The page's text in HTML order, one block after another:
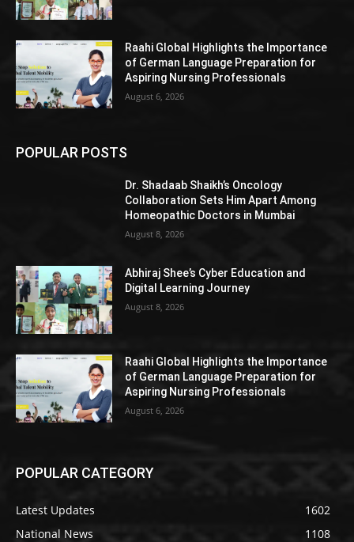
Raahi Global Highlights the Importance
of German Language Preparation for
Aspiring Nursing Professionals
August 6, 2026
POPULAR POSTS
Dr. Shadaab Shaikh’s Oncology
Collaboration Sets Him Apart Among
Homeopathic Doctors in Mumbai
August 8, 2026
Abhiraj Shee’s Cyber Education and
Digital Learning Journey
August 8, 2026
Raahi Global Highlights the Importance
of German Language Preparation for
Aspiring Nursing Professionals
August 6, 2026
POPULAR CATEGORY
Latest Updates
1602
National News
1108